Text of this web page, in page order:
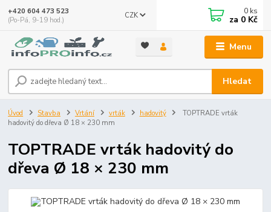
Menu
CZK
Hledat
+420 604 473 523
(Po-Pá, 9-19 hod.)
0 ks
za 0 Kč
Úvod Stavba Vrtání vrták hadovitý
TOPTRADE vrták
hadovitý do dřeva Ø 18 × 230 mm
TOPTRADE vrták hadovitý do
dřeva Ø 18 × 230 mm